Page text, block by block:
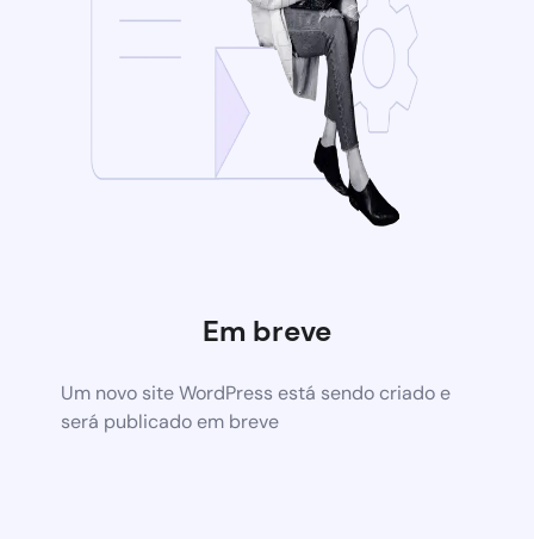
Em breve
Um novo site WordPress está sendo criado e
será publicado em breve